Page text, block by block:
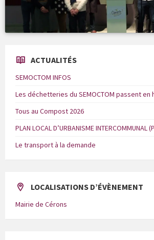
ACTUALITÉS
SEMOCTOM INFOS
Les déchetteries du SEMOCTOM passent en
Tous au Compost 2026
PLAN LOCAL D’URBANISME INTERCOMMUNAL
Le transport à la demande
LOCALISATIONS D’ÉVÈNEMENT
Mairie de Cérons